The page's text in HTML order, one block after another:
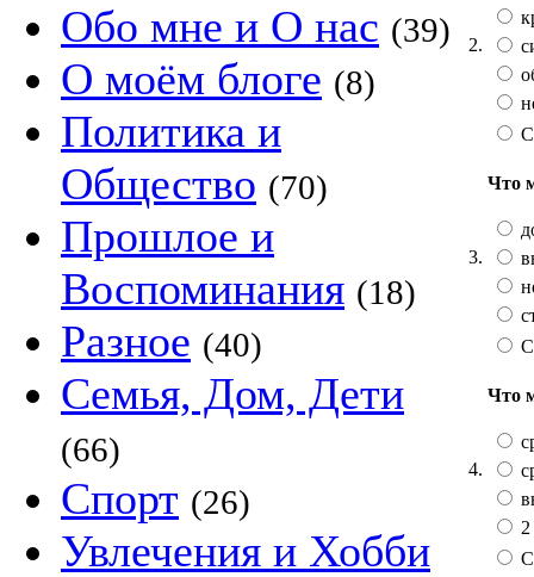
Обо мне и О нас (39)
О моём блоге (8)
Политика и
Общество (70)
Прошлое и
Воспоминания (18)
Разное (40)
Семья, Дом, Дети
(66)
Спорт (26)
Увлечения и Хобби
2.
3.
Что
4.
Что